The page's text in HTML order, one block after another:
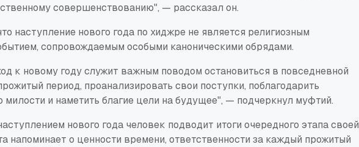
совершенствованию", — рассказал он.
наступление нового года по хиджре не является религиозным
сопровождаемым особыми каноническими обрядами.
к новому году служит важным поводом остановиться в повседневной
период, проанализировать свои поступки, поблагодарить
милости и наметить благие цели на будущее", — подчеркнул муфтий.
нового года человек подводит итоги очередного этапа своей
напоминает о ценности времени, ответственности за каждый прожитый